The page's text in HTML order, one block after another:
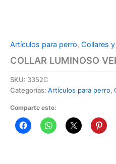
Artículos para perro, Collares
COLLAR LUMINOSO
SKU: 3352C
Categorías: Artículos para perro,
Comparte esto: